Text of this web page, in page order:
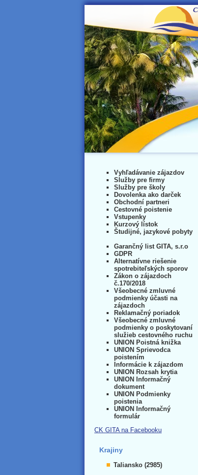
Vyhľadávanie zájazdov
Služby pre firmy
Služby pre školy
Dovolenka ako darček
Obchodní partneri
Cestovné poistenie
Vstupenky
Kurzový lístok
Študijné, jazykové pobyty
Garančný list GITA, s.r.o
GDPR
Alternatívne riešenie
spotrebiteľských sporov
Zákon o zájazdoch
č.170/2018
Všeobecné zmluvné
podmienky účasti na
zájazdoch
Reklamačný poriadok
Všeobecné zmluvné
podmienky o poskytovaní
služieb cestovného ruchu
UNION Poistná knižka
UNION Sprievodca
poistením
Informácie k zájazdom
UNION Rozsah krytia
UNION Informačný
dokument
UNION Podmienky
poistenia
UNION Informačný
formulár
CK GITA na Facebooku
Krajiny
Taliansko (2985)